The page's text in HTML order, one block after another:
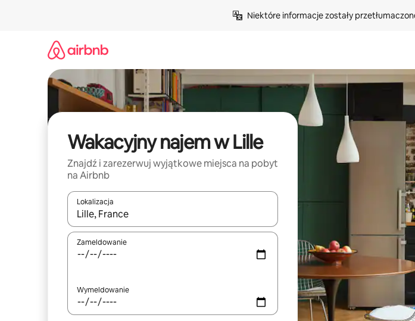
Niektóre informacje zostały
Wakacyjny najem w Lille
Znajdź i zarezerwuj wyjątkowe miejsca na pobyt
na Airbnb
Lokalizacja
Gdy wyniki będą dostępne, możesz poruszać się po nich za pomocą klawiszy strzałek
Zameldowanie
Wymeldowanie